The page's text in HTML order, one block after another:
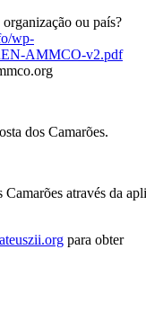
ou país?
wp-
AMMCO-v2.pdf
dos Camarões.
através da
para obter